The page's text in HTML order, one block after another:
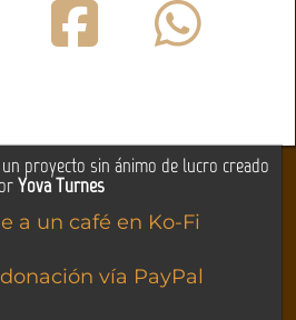
proyecto sin ánimo de lucro creado
Yova Turnes
a un café en Ko-Fi
vía PayPal